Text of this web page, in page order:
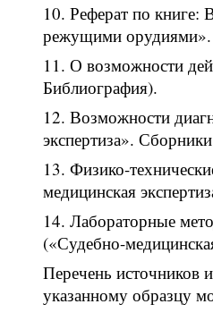
Реферат по книге:
режущими орудиями».
О возможности
Библиография).
Возможности
экспертиза».
Физико-
медицинская
Лабораторные
(«Судебно-
Перечень источников
указанному образцу